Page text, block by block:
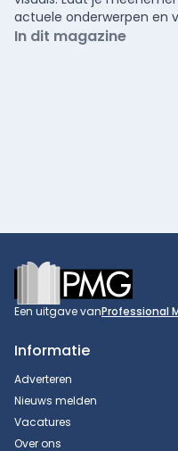
actuele onderwerpen en
In dit magazine
Footer
Een uitgave vanProfessional
Informatie
Adverteren
Nieuws melden
Vacatures
Over ons